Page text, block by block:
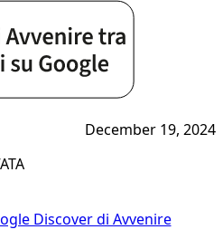
December 19, 2024
Discover di Avvenire